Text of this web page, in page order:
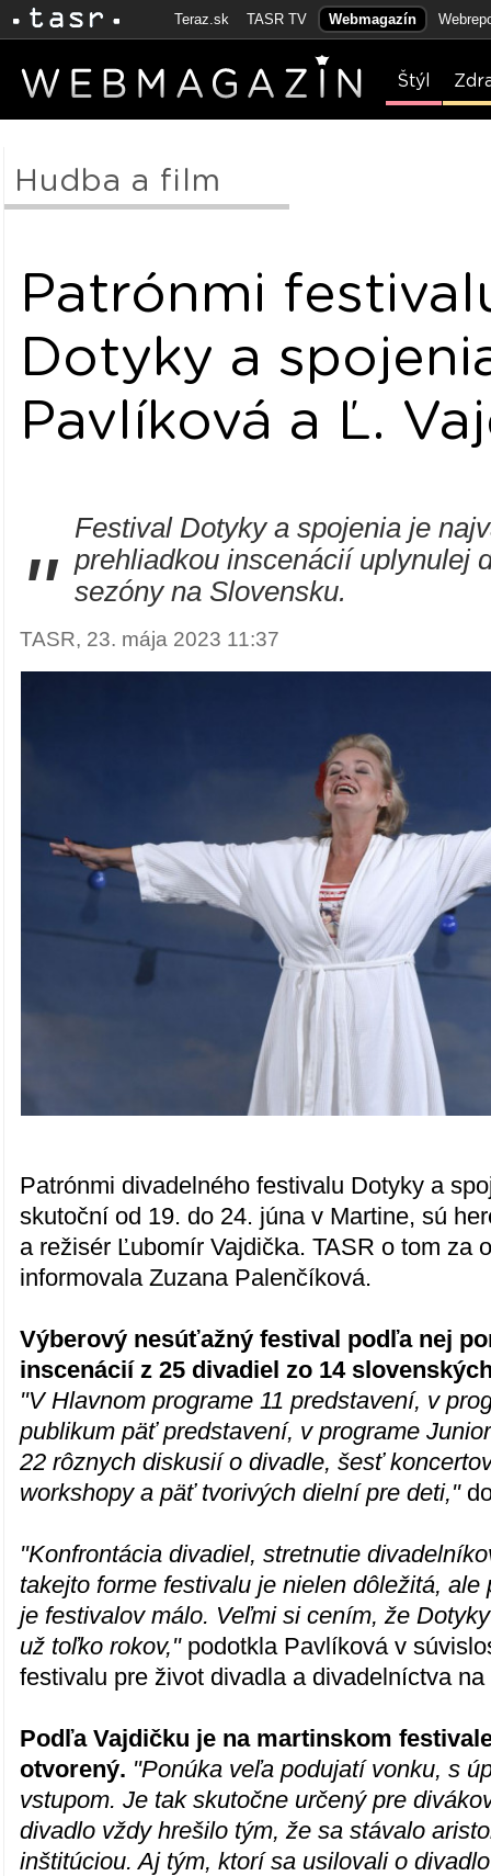
Teraz.sk TASR TV Webmagazín
Štýl
Hudba a film
Patrónmi
Dotyky a
Pavlíková a Ľ.
"
Festival Dotyky a spojenia je
prehliadkou inscenácií uplynulej
sezóny na Slovensku.
TASR, 23. mája 2023 11:37
Patrónmi divadelného festivalu Dotyky a
skutoční od 19. do 24. júna v Martine, sú
a režisér Ľubomír Vajdička. TASR o tom za
informovala Zuzana Palenčíková.
Výberový nesúťažný festival podľa nej
inscenácií z 25 divadiel zo 14
"V Hlavnom programe 11 predstavení, v
publikum päť predstavení, v programe
22 rôznych diskusií o divadle, šesť
workshopy a päť tvorivých dielní pre deti,"
"Konfrontácia divadiel, stretnutie
takejto forme festivalu je nielen dôležitá, ale
je festivalov málo. Veľmi si cením, že
už toľko rokov," podotkla Pavlíková v
festivalu pre život divadla a divadelníctva
Podľa Vajdičku je na martinskom
otvorený. "Ponúka veľa podujatí vonku, s
vstupom. Je tak skutočne určený pre
divadlo vždy hrešilo tým, že sa stávalo
inštitúciou. Aj tým, ktorí sa usilovali o